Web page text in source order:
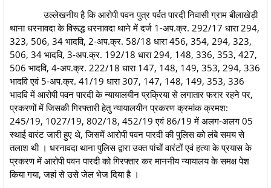
उल्‍लेखनीय है कि आरोपी पवन पुत्र पर्वत पारदी निवासी ग्राम बीलाखेड़ी
थाना धरनावदा के विरूद्ध धरनावदा थाने में दर्ज 1-अप.क्र. 292/17 धारा 294,
323, 506, 34 भादवि, 2-अप.क्र. 58/18 धारा 456, 354, 294, 323,
506, 34 भादवि, 3-अप.क्र. 192/18 धारा 294, 148, 336, 353, 427,
506 भादवि, 4-अप.क्र. 222/18 धारा 147, 148, 149, 353, 294, 336
भादवि एवं 5-अप.क्र. 41/19 धारा 307, 147, 148, 149, 353, 336
भादवि में आरोपी पवन पारदी के न्‍यायालयीन प्रक्रिया से लगातार फरार रहने पर,
प्रकरणों में जिसकी गिरफ्तारी हेतु न्‍यायालयीन प्रकरण क्रमांक क्रमश:
245/19, 1027/19, 802/18, 452/19 एवं 86/19 में अलग-अलग 05
स्‍थाई वारंट जारी हुए थे, जिसमें आरोपी पवन पारदी की पुलिस को लंबे समय से
तलाश थी । धरनावदा थाना पुलिस द्वारा उक्‍त पांचों वारंटों एवं हत्या के प्रयास के
प्रकरण में आरोपी पवन पारदी को गिरफ्तार कर माननीय न्‍यायालय के समक्ष पेश
किया गया, जहां से उसे जेल भेज दिया है ।